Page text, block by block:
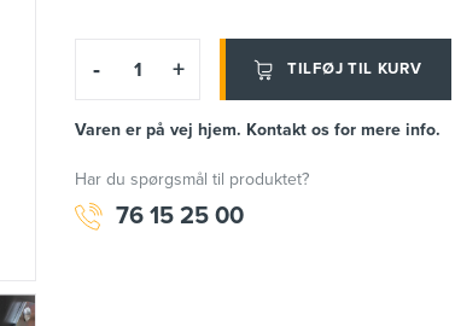
- + TILFØJ TIL KURV
Varen er på vej hjem. Kontakt os for mere info.
Har du spørgsmål til produktet?
76 15 25 00